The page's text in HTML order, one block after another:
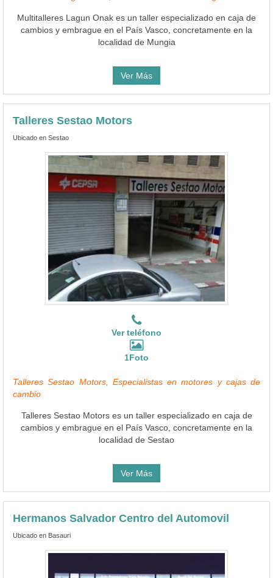
Multitalleres Lagun Onak es un taller especializado en caja de
cambios y embrague en el País Vasco, concretamente en la
localidad de Mungia
Ver Más
Talleres Sestao Motors
Ubicado en Sestao
Ver teléfono
1Foto
Talleres Sestao Motors, Especialistas en motores y cajas de
cambio
Talleres Sestao Motors es un taller especializado en caja de
cambios y embrague en el País Vasco, concretamente en la
localidad de Sestao
Ver Más
Hermanos Salvador Centro del Automovil
Ubicado en Basauri